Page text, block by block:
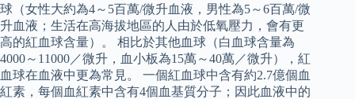
球（女性大約為4～5百萬/微升血液，男性為5～6百萬/微
升血液；生活在高海拔地區的人由於低氧壓力，會有更
高的紅血球含量）。 相比於其他血球（白血球含量為
4000～11000／微升，血小板為15萬～40萬／微升），紅
血球在血液中更為常見。 一個紅血球中含有約2.7億個血
紅素，每個血紅素中含有4個血基質分子；因此血液中的